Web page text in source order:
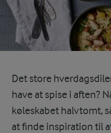
Det store
have at spise i aften?
køleskabet halvtomt,
at finde inspiration til